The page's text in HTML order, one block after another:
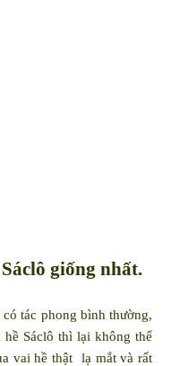
giống nhất.
tác phong bình thường,
Sáclô thì lại không thể
vai hề thật
lạ mắt và rất